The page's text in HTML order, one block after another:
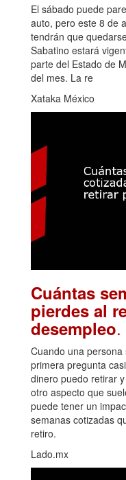
El sábado puede
auto, pero este 8 de
tendrán que
Sabatino estará
parte del Estado de
del mes. La re
Xataka México
Cuántas
pierdes al
desempleo
Cuando una
primera pregunta
dinero puedo retirar
otro aspecto que
puede tener un
semanas cotizadas
retiro.
Lado.mx